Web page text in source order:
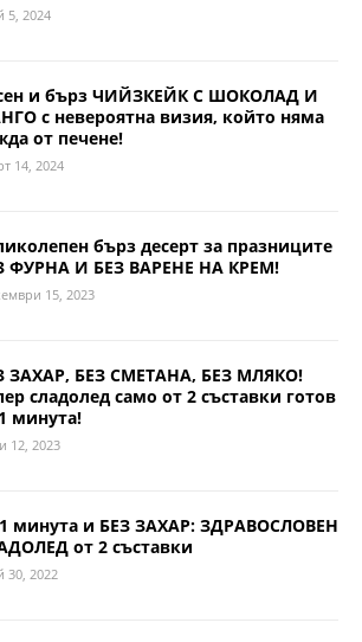
5, 2024
и бърз ЧИЙЗКЕЙК С ШОКОЛАД И
с невероятна визия, който няма
от печене!
14, 2024
бърз десерт за празниците
ФУРНА И БЕЗ ВАРЕНЕ НА КРЕМ!
15, 2023
ЗАХАР, БЕЗ СМЕТАНА, БЕЗ МЛЯКО!
сладолед само от 2 съставки готов
минута!
12, 2023
минута и БЕЗ ЗАХАР: ЗДРАВОСЛОВЕН
от 2 съставки
30, 2022